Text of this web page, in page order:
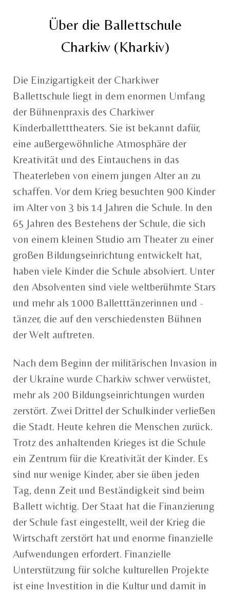
Über die Ballettschule
Charkiw (Kharkiv)
Die Einzigartigkeit der Charkiwer
Ballettschule liegt in dem enormen Umfang
der Bühnenpraxis des Charkiwer
Kinderballetttheaters. Sie ist bekannt dafür,
eine außergewöhnliche Atmosphäre der
Kreativität und des Eintauchens in das
Theaterleben von einem jungen Alter an zu
schaffen. Vor dem Krieg besuchten 900 Kinder
im Alter von 3 bis 14 Jahren die Schule. In den
65 Jahren des Bestehens der Schule, die sich
von einem kleinen Studio am Theater zu einer
großen Bildungseinrichtung entwickelt hat,
haben viele Kinder die Schule absolviert. Unter
den Absolventen sind viele weltberühmte Stars
und mehr als 1000 Balletttänzerinnen und -
tänzer, die auf den verschiedensten Bühnen
der Welt auftreten.
Nach dem Beginn der militärischen Invasion in
der Ukraine wurde Charkiw schwer verwüstet,
mehr als 200 Bildungseinrichtungen wurden
zerstört. Zwei Drittel der Schulkinder verließen
die Stadt. Heute kehren die Menschen zurück.
Trotz des anhaltenden Krieges ist die Schule
ein Zentrum für die Kreativität der Kinder. Es
sind nur wenige Kinder, aber sie üben jeden
Tag, denn Zeit und Beständigkeit sind beim
Ballett wichtig. Der Staat hat die Finanzierung
der Schule fast eingestellt, weil der Krieg die
Wirtschaft zerstört hat und enorme finanzielle
Aufwendungen erfordert. Finanzielle
Unterstützung für solche kulturellen Projekte
ist eine Investition in die Kultur und damit in